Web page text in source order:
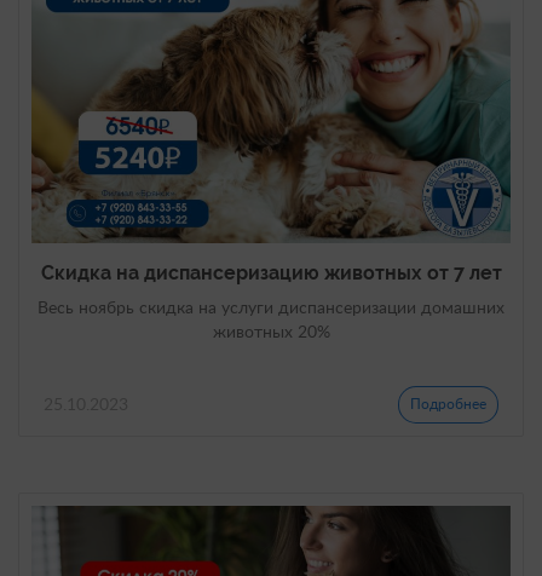
Скидка на диспансеризацию животных от 7 лет
Весь ноябрь скидка на услуги диспансеризации домашних
животных 20%
Подробнее